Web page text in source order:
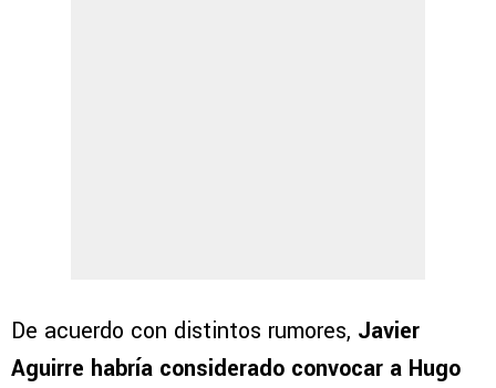
De acuerdo con distintos rumores, Javier
Aguirre habría considerado convocar a Hugo